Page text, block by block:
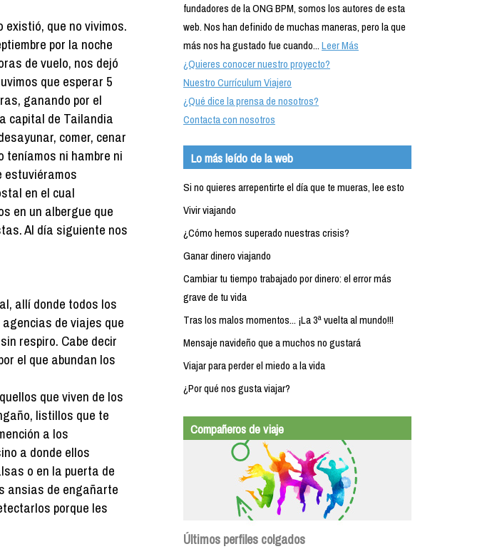
existió, que no vivimos.
por la noche
de vuelo, nos dejó
que esperar 5
ganando por el
capital de Tailandia
comer, cenar
teníamos ni hambre ni
estuviéramos
en el cual
en un albergue que
Al día siguiente nos
allí donde todos los
de viajes que
respiro. Cabe decir
el que abundan los
que viven de los
listillos que te
a los
a donde ellos
o en la puerta de
ansias de engañarte
porque les
fundadores de la ONG BPM, somos los autores de esta
web. Nos han definido de muchas maneras, pero la que
más nos ha gustado fue cuando...Leer Más
¿Quieres conocer nuestro proyecto?
Nuestro Currículum Viajero
¿Qué dice la prensa de nosotros?
Contacta con nosotros
Lo más leído de la web
Si no quieres arrepentirte el día que te mueras, lee esto
Vivir viajando
¿Cómo hemos superado nuestras crisis?
Ganar dinero viajando
Cambiar tu tiempo trabajado por dinero: el error más
grave de tu vida
Tras los malos momentos... ¡La 3ª vuelta al mundo!!!
Mensaje navideño que a muchos no gustará
Viajar para perder el miedo a la vida
¿Por qué nos gusta viajar?
Compañeros de viaje
Últimos perfiles colgados